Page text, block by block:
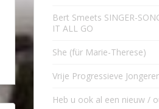
Bert Smeets SINGER-
IT ALL GO
She (für Marie-Therese)
Vrije Progressieve
Heb u ook al een nieuw /